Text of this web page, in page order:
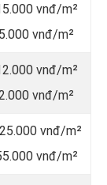
vnđ/m²
vnđ/m²
vnđ/m²
vnđ/m²
vnđ/m²
vnđ/m²